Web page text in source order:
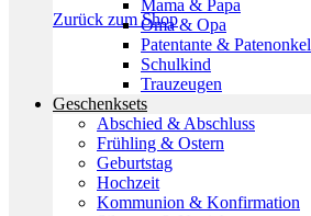
Zurück zum Shop
Mama & Papa
Oma & Opa
Patentante & Patenonkel
Schulkind
Trauzeugen
Geschenksets
Abschied & Abschluss
Frühling & Ostern
Geburtstag
Hochzeit
Kommunion & Konfirmation